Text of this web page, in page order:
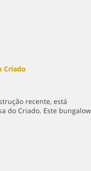
Criado
recente, está
do Criado. Este bungalow